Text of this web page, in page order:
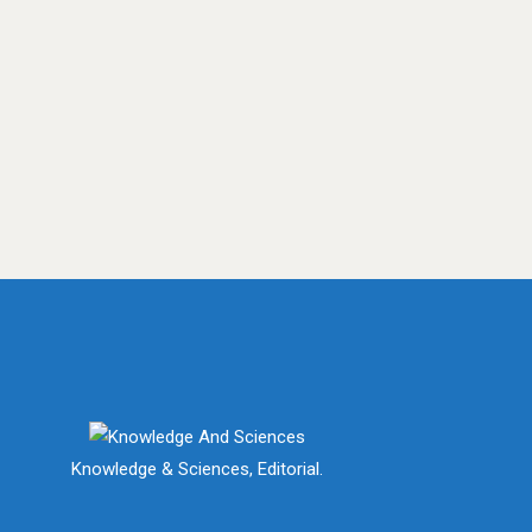
Knowledge & Sciences, Editorial.